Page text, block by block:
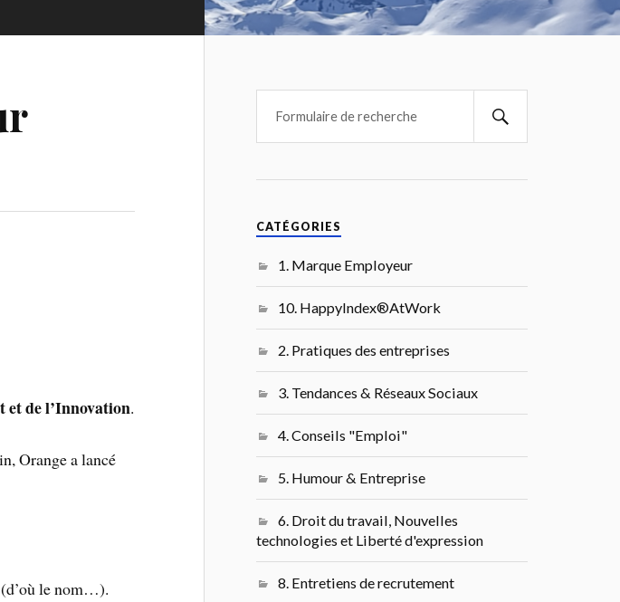
et de l’Innovation.
Orange a lancé
le nom…).
CATÉGORIES
1. Marque Employeur
10. HappyIndex®AtWork
2. Pratiques des entreprises
3. Tendances & Réseaux Sociaux
4. Conseils "Emploi"
5. Humour & Entreprise
6. Droit du travail, Nouvelles
technologies et Liberté d'expression
8. Entretiens de recrutement